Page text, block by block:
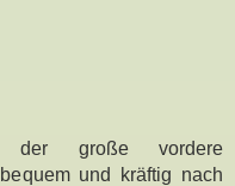
der große vordere
und kräftig nach